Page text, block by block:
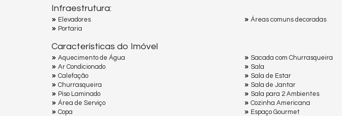
Infraestrutura:
Elevadores
Portaria
Áreas comuns decoradas
Características do Imóvel
Aquecimento de Água
Ar Condicionado
Calefação
Churrasqueira
Piso Laminado
Área de Serviço
Copa
Sacada com Churrasqueira
Sala
Sala de Estar
Sala de Jantar
Sala para 2 Ambientes
Cozinha Americana
Espaço Gourmet